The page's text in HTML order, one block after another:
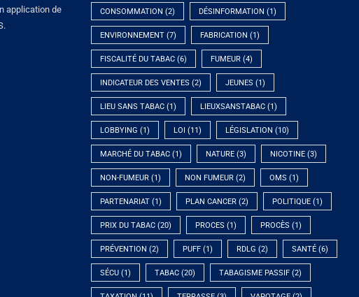
application de
CONSOMMATION (2) DÉSINFORMATION (1)
ENVIRONNEMENT(7) FABRICATION (1)
FISCALITÉ DU TABAC(6) FUMEUR(4)
INDICATEUR DES VENTES (2) JEUNES (1)
LIEU SANS TABAC(1) LIEUXSANSTABAC(1)
LOBBYING (1) LOI (11) LÉGISLATION (10)
MARCHÉ DU TABAC(1) NATURE(3) NICOTINE(3)
NON-FUMEUR(1) NON FUMEUR(2) OMS (1)
PARTENARIAT(1) PLAN CANCER(2) POLITIQUE(1)
PRIX DU TABAC(20) PROCES (1) PROCÈS (1)
PRÉVENTION (2) PUFF(1) RDLG (2) SANTÉ(6)
SÉCU(1) TABAC(20) TABAGISME PASSIF(2)